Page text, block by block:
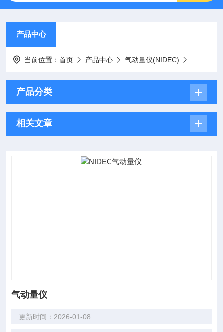
产品中心
当前位置：首页 产品中心 气动量仪(NIDEC)
产品分类
相关文章
气动量仪
更新时间：2026-01-08